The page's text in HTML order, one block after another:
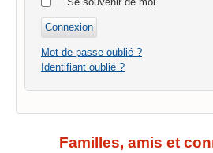
Mot de passe oublié ?
Identifiant oublié ?
Familles, amis et